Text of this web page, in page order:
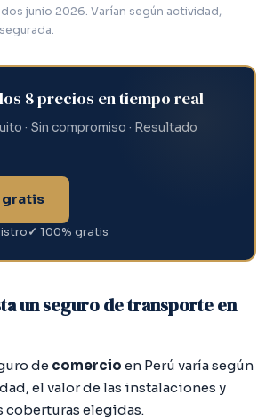
junio 2026. Varían según actividad,
8 precios en tiempo real
· Sin compromiso · Resultado
gratis
✓ 100% gratis
un seguro de transporte en
de comercio en Perú varía según
el valor de las instalaciones y
coberturas elegidas.